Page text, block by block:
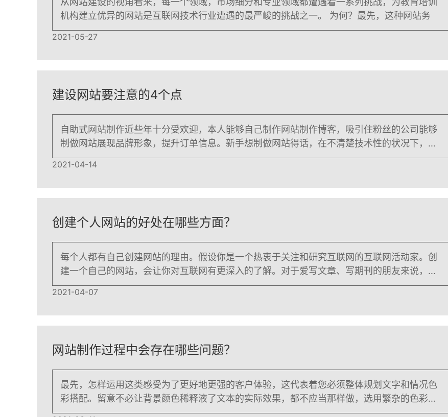
机构建立优异的网站是互联网技术行业遭遇的最严峻的挑战之一。 为何？最先，这种网站务
2021-05-27
建设网站要注意的4个点
自助式网站制作近些年十分受欢迎，本人能够自己制作网站制作博客，吸引住粉丝的公司能够
制做网站展现品牌形象，提升订单信息。新手想制做网站得话，在不清楚技术性的状况下，务
必挑选合适自身的网站制作手机软件。那样的手机软件十分多，品质也不太好。应怎么
2021-04-14
创建个人网站的好处在哪些方面？
每个人都有自己创建网站的理由。假设你是一个热衷于关注和研究互联网的互联网活动家。创
建一个自己的网站，会让你对互联网有更深入的了解。对于爱写文章、写期刊的朋友来说，是
一个分享知识、感悟、生活的地方。对于从媒体上玩的朋友来说，个人网
2021-04-07
网站制作过程中会存在哪些问题？
最先，怎样运用这类感受为了更好地更强的客户体验，这代表着您必须整体规划文字和情况色
彩搭配。留意不必让背景颜色稀释液了文本的实际效果，都不应当那样做，选用繁杂的色彩组
成，使顾客很费劲。此外，网页页面的文字大小也是要考虑到的